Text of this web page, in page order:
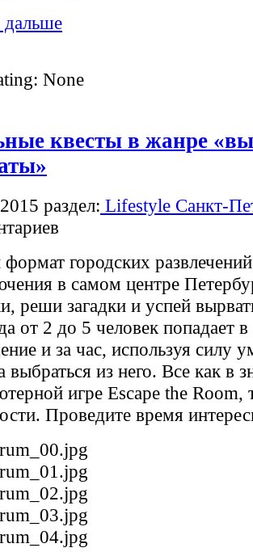
дальше
None
квесты в жанре
раздел: Lifestyle Санкт-
городских
в самом центре
реши загадки и успей
от 2 до 5 человек попадает в
и за час, используя силу
выбраться из него. Все как в
игре Escape the Room,
Проведите время